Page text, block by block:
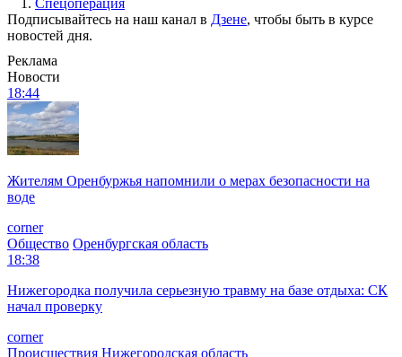
Подписывайтесь на наш канал в Дзене, чтобы быть в курсе
новостей дня.
Реклама
Новости
18:44
Жителям Оренбуржья напомнили о мерах безопасности на
воде
corner
Общество Оренбургская область
18:38
Нижегородка получила серьезную травму на базе отдыха: СК
начал проверку
corner
Происшествия Нижегородская область